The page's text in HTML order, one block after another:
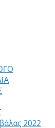
2022